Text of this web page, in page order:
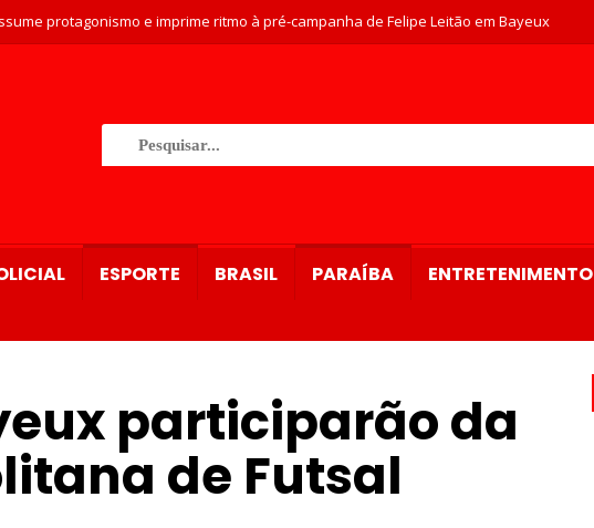
protagonismo e imprime ritmo à pré-campanha de Felipe Leitão em Bayeux
ESPORTE BRASIL PARAÍBA ENTRETENIMENTO
participarão da
de Futsal